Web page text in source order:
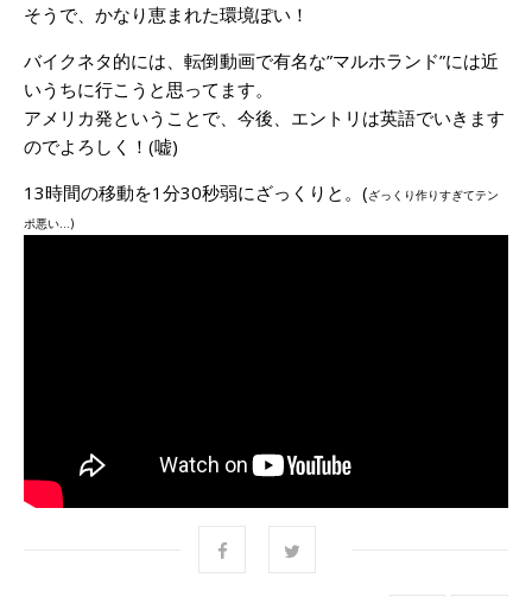
そうで、かなり恵まれた環境ぽい！
バイクネタ的には、転倒動画で有名な”マルホランド”には近
いうちに行こうと思ってます。
アメリカ発ということで、今後、エントリは英語でいきます
のでよろしく！(嘘)
13時間の移動を1分30秒弱にざっくりと。(ざっくり作りすぎてテン
ポ悪い…)